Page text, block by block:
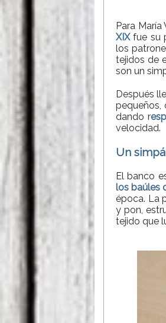
Para
XIXfue su
los
tejidos de
son un
Después
pequeños,
dando r
velocidad.
Un
El banco
los baúles
época. La
y pon,
tejido que